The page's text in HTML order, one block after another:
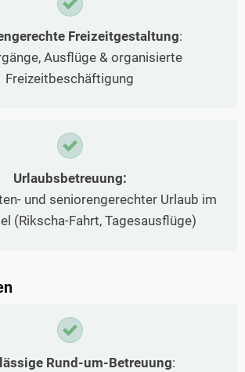
Freizeitgestaltung:
Ausflüge & organisierte
Freizeitbeschäftigung
Urlaubsbetreuung:
und seniorengerechter Urlaub im
(Rikscha-Fahrt, Tagesausflüge)
Rund-um-Betreuung: